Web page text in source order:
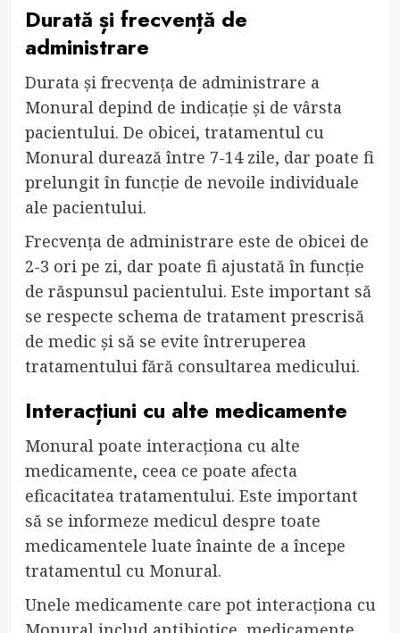
Durată și frecvență de
administrare
Durata și frecvența de administrare a
Monural depind de indicație și de vârsta
pacientului. De obicei, tratamentul cu
Monural durează între 7-14 zile, dar poate fi
prelungit în funcție de nevoile individuale
ale pacientului.
Frecvența de administrare este de obicei de
2-3 ori pe zi, dar poate fi ajustată în funcție
de răspunsul pacientului. Este important să
se respecte schema de tratament prescrisă
de medic și să se evite întreruperea
tratamentului fără consultarea medicului.
Interacțiuni cu alte medicamente
Monural poate interacționa cu alte
medicamente, ceea ce poate afecta
eficacitatea tratamentului. Este important
să se informeze medicul despre toate
medicamentele luate înainte de a începe
tratamentul cu Monural.
Unele medicamente care pot interacționa cu